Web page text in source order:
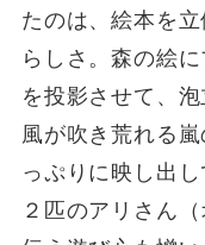
たのは、絵本を
らしさ。森の絵
を投影させて、
風が吹き荒れる
っぷりに映し出
２匹のアリさん